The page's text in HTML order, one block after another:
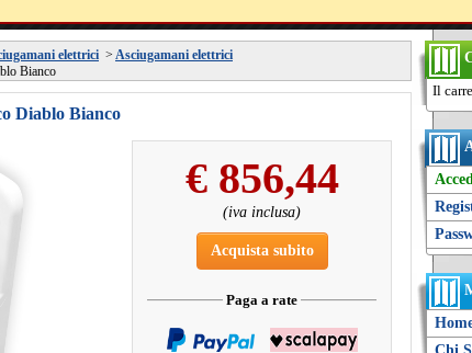
Il
elettrici > Asciugamani elettrici
Bianco
Diablo Bianco
€ 856,44
(iva inclusa)
Acquista subito
Paga a rate